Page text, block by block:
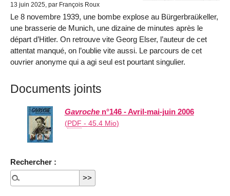
13 juin 2025, par François Roux
Le 8 novembre 1939, une bombe explose au Bürgerbraükeller,
une brasserie de Munich, une dizaine de minutes après le
départ d’Hitler. On retrouve vite Georg Elser, l’auteur de cet
attentat manqué, on l’oublie vite aussi. Le parcours de cet
ouvrier anonyme qui a agi seul est pourtant singulier.
Documents joints
Gavrochen°146 - Avril-mai-juin 2006
(PDF - 45.4 Mio)
Rechercher :